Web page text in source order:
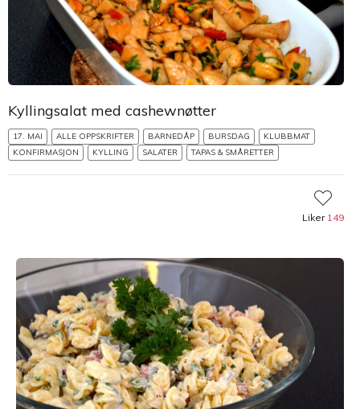
Kyllingsalat med cashewnøtter
17. MAI ALLE OPPSKRIFTER BARNEDÅP BURSDAG
KLUBBMAT
KONFIRMASJON
KYLLING SALATER TAPAS & SMÅRETTER
Liker 149